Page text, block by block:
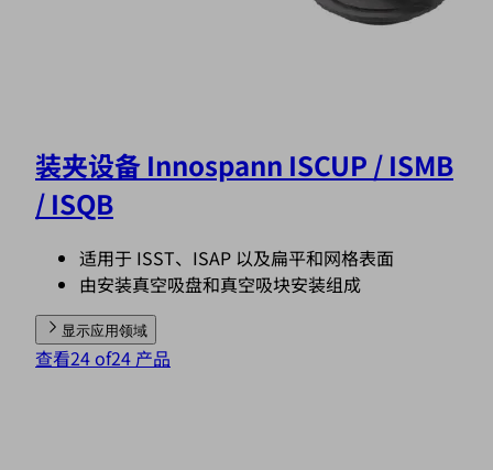
装夹设备 Innospann ISCUP / ISMB
/ ISQB
适用于 ISST、ISAP 以及扁平和网格表面
由安装真空吸盘和真空吸块安装组成
显示应用领域
查看24 of24 产品